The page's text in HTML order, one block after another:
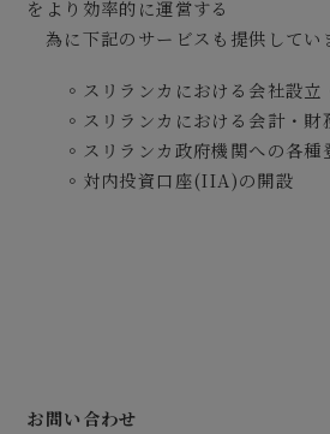
をより効率的に運営する
為に下記のサービスも提供してい
◦スリランカにおける会社設立
◦スリランカにおける会計・財
◦スリランカ政府機関への各種
◦対内投資口座(IIA)の開設
お問い合わせ